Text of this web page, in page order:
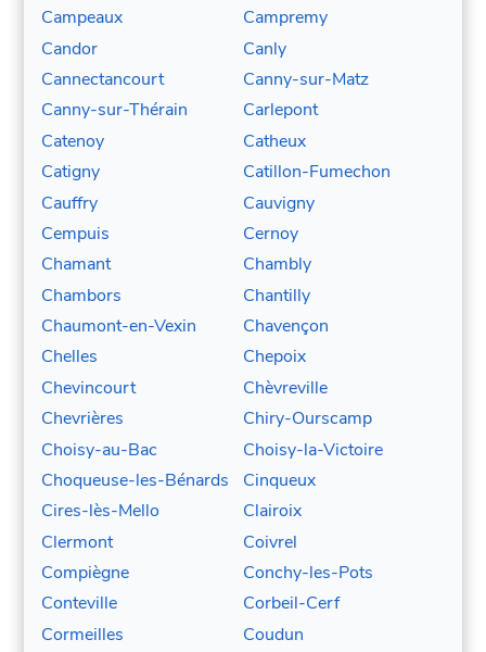
Campeaux
Campremy
Candor
Canly
Cannectancourt
Canny-sur-Matz
Canny-sur-Thérain
Carlepont
Catenoy
Catheux
Catigny
Catillon-Fumechon
Cauffry
Cauvigny
Cempuis
Cernoy
Chamant
Chambly
Chambors
Chantilly
Chaumont-en-Vexin
Chavençon
Chelles
Chepoix
Chevincourt
Chèvreville
Chevrières
Chiry-Ourscamp
Choisy-au-Bac
Choisy-la-Victoire
Choqueuse-les-Bénards
Cinqueux
Cires-lès-Mello
Clairoix
Clermont
Coivrel
Compiègne
Conchy-les-Pots
Conteville
Corbeil-Cerf
Cormeilles
Coudun